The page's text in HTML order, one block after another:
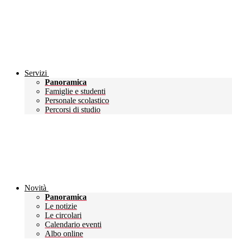
Servizi
Panoramica
Famiglie e studenti
Personale scolastico
Percorsi di studio
Novità
Panoramica
Le notizie
Le circolari
Calendario eventi
Albo online